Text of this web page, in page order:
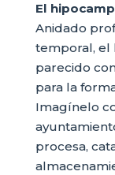
El
Anidado
temporal, el
parecido
para la
Imagínelo
procesa,